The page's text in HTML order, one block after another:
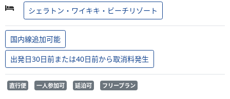
シェラトン・ワイキキ・ビーチリゾート
国内線追加可能
出発日30日前または40日前から取消料発生
直行便 一人参加可 延泊可 フリープラン